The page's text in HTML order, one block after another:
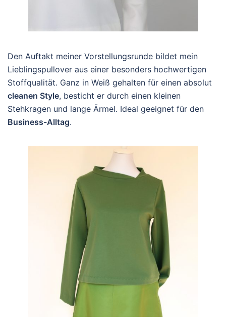
Den Auftakt meiner Vorstellungsrunde bildet mein
Lieblingspullover aus einer besonders hochwertigen
Stoffqualität. Ganz in Weiß gehalten für einen absolut
cleanen Style, besticht er durch einen kleinen
Stehkragen und lange Ärmel. Ideal geeignet für den
Business-Alltag.